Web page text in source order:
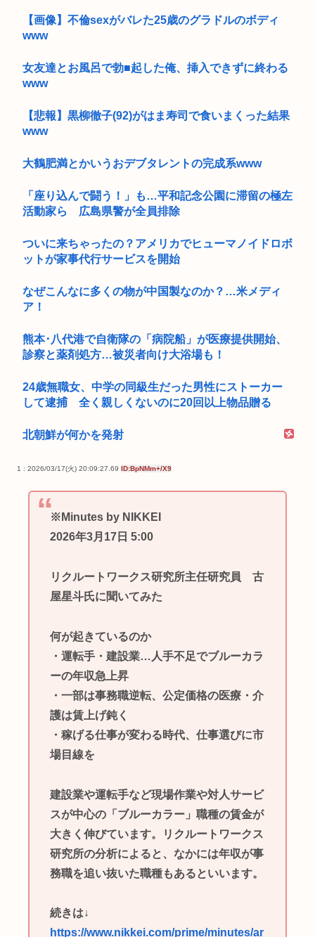
【画像】不倫sexがバレた25歳のグラドルのボディ
www
女友達とお風呂で勃■起した俺、挿入できずに終わる
www
【悲報】黒柳徹子(92)がはま寿司で食いまくった結果
www
大鶴肥満とかいうおデブタレントの完成系www
「座り込んで闘う！」も…平和記念公園に滞留の極左
活動家ら 広島県警が全員排除
ついに来ちゃったの？アメリカでヒューマノイドロボ
ットが家事代行サービスを開始
なぜこんなに多くの物が中国製なのか？…米メディ
ア！
熊本･八代港で自衛隊の「病院船」が医療提供開始、
診察と薬剤処方…被災者向け大浴場も！
24歳無職女、中学の同級生だった男性にストーカー
して逮捕 全く親しくないのに20回以上物品贈る
北朝鮮が何かを発射
1 : 2026/03/17(火) 20:09:27.69 ID:BpNMm+/X9
※Minutes by NIKKEI
2026年3月17日 5:00
リクルートワークス研究所主任研究員 古
屋星斗氏に聞いてみた
何が起きているのか
・運転手・建設業…人手不足でブルーカラ
ーの年収急上昇
・一部は事務職逆転、公定価格の医療・介
護は賃上げ鈍く
・稼げる仕事が変わる時代、仕事選びに市
場目線を
建設業や運転手など現場作業や対人サービ
スが中心の「ブルーカラー」職種の賃金が
大きく伸びています。リクルートワークス
研究所の分析によると、なかには年収が事
務職を追い抜いた職種もあるといいます。
続きは↓
https://www.nikkei.com/prime/minutes/ar